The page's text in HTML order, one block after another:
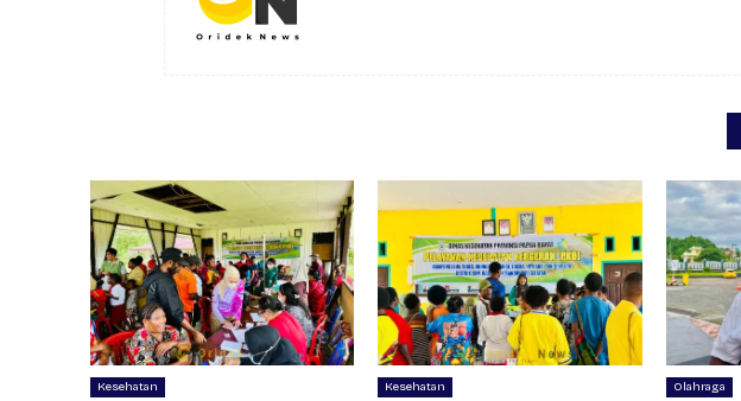
Kesehatan Kesehatan Olahraga